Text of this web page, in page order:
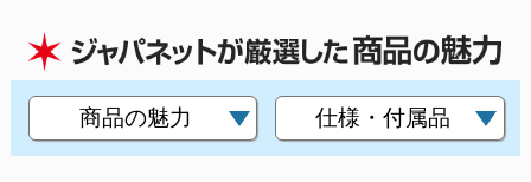
商品の魅力 仕様・付属品